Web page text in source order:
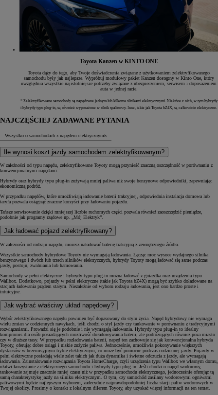
Toyota Kanzen w KINTO ONE
Toyota dąży do tego, aby Twoje doświadczenia związane z użytkowaniem zelektryfikowanego
samochodu były jak najlepsze. Wypróbuj modułowy pakiet Kanzen dostępny w Kinto One, który
uwzględnia wszystkie najistotniejsze potrzeby związane z ubezpieczeniem, serwisem i doposażeniem
auta w jednej racie.
* Zelektryfikowane samochody są napędzane jednym lub kilkoma silnikami elektrycznymi. Niektóre z nich, w tym hybrydy
i hybrydy typu plug-in, są również wyposażone w silnik spalinowy. Inne, takie jak Toyota bZ4X, są całkowicie elektryczne.
NAJCZĘŚCIEJ ZADAWANE PYTANIA
Wszystko o samochodach z napędem elektrycznym5
Ile wynosi koszt jazdy samochodem zelektryfikowanym?
W zależności od typu napędu, zelektryfikowane Toyoty mogą przynieść znaczną oszczędność w porównaniu z
konwencjonalnymi napędami.
Hybrydy oraz hybrydy typu plug-in zużywają mniej paliwa niż swoje benzynowe odpowiedniki, zapewniając
ekonomiczną podróż.
W przypadku napędów, które umożliwiają ładowanie baterii trakcyjnej, odpowiednia instalacja domowa lub
taryfa pozwala osiągnąć znaczne korzyści przy ładowaniu pojazdu.
Tańsze serwisowanie dzięki mniejszej liczbie ruchomych części pozwala również zaoszczędzić pieniądze,
podobnie jak programy rządowe np. „Mój Elektryk”.
Jak ładować pojazd zelektryfikowany?
W zależności od rodzaju napędu, możesz naładować baterię trakcyjną z zewnętrznego źródła.
Wszystkie samochody hybrydowe Toyoty nie wymagają ładowania. Łącząc moc wysoce wydajnego silnika
benzynowego i dwóch lub trzech silników elektrycznych, hybrydy Toyoty mogą ładować się same podczas
jazdy, postoju, zwalniania lub hamowania.
Samochody w pełni elektryczne i hybrydy typu plug-in można ładować z gniazdka oraz urządzenia typu
Wallbox. Dodatkowo, pojazdy w pełni elektryczne (takie jak Toyota bZ4X) mogą być szybko doładowane na
stacjach ładowania prądem stałym. Niezależnie od wyboru rodzaju ładowania, jest ono bardzo proste i
intuicyjne.
Jak wybrać właściwy układ napędowy?
Wybór zelektryfikowanego napędu powinien być dopasowany do stylu życia. Napęd hybrydowy nie wymaga
wielu zmian w codziennych nawykach, jeśli chodzi o styl jazdy czy tankowanie w porównaniu z tradycyjnymi
rozwiązaniami. Prowadzi się je podobnie i nie wymagają ładowania. Hybrydy typu plug-in to idealny
kompromis dla osób posiadających możliwość doładowywania baterii, ale podróżujących również poza miasto
czy w dłuższe trasy. W przypadku rozładowania baterii, napęd ten zachowuje się jak konwencjonalna hybryda
Toyoty, oferując dobre osiągi i niskie zużycie paliwa. Jednocześnie, umożliwia pokonywanie większych
dystansów w bezemisyjnym trybie elektrycznym, co może być pomocne podczas codziennej jazdy. Pojazdy w
pełni elektryczne posiadają wiele zalet takich jak duża dynamika i świetne odczucia z jazdy, ale wymagają
ładowania. Zainstalowanie rozwiązania Toyota HomeCharge, czyli urządzenia typu Wallbox we własnym domu,
ułatwi korzystanie z elektrycznego samochodu i hybrydy typu plug-in. Jeśli chodzi o napęd wodorowy,
tankowanie zajmuje znacznie mniej czasu niż w przypadku samochodu elektrycznego, jednocześnie oferując tą
samą charakterystykę jazdy na silniku elektrycznym. O tym, czy samochód zasilany wodorowymi ogniwami
paliwowymi będzie najlepszym wyborem, zadecyduje najprawdopodobniej liczba stacji paliw wodorowych w
Twojej okolicy. Prosimy o kontakt z lokalnym dilerem Toyoty, aby uzyskać więcej informacji na ten temat.